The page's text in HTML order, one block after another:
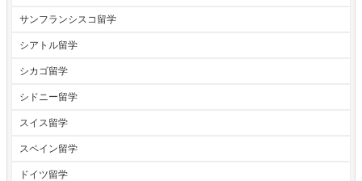
サンフランシスコ留学
シアトル留学
シカゴ留学
シドニー留学
スイス留学
スペイン留学
ドイツ留学